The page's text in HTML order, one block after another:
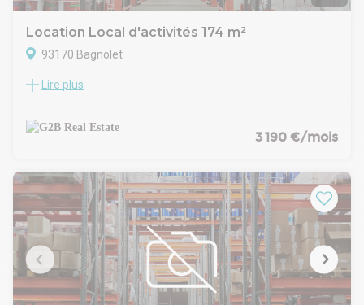
Location Local d'activités 174 m²
93170 Bagnolet
Situé dans un parc clôturé et sécurisé à Bagnolet, ce
pour accueillir artisans, PME ou logisticiens urbains. Le parc
est entièrement clos, avec portail motorisé, voirie enrobée
bardage, couverture en bac acier, éclairage LED, et
équipements complets par cellule. À seulement quelques
minutes du périphérique parisien et de l’autoroute A3, ce site
bénéficie d’une accessibilité exceptionnelle.
L'ensemble est signé Archicrea pour la partie architecture et
Yuman Immobilier pour la maitrise d'ouvrage.
Lire plus
3 190 €/mois